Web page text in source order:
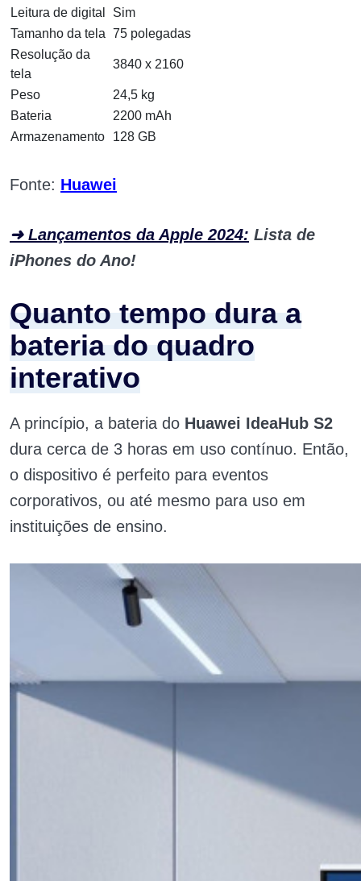
Leitura de digital
Sim
Tamanho da tela 75 polegadas
Resolução da
tela
3840 x 2160
Peso
24,5 kg
Bateria
2200 mAh
Armazenamento
128 GB
Fonte: Huawei
➜ Lançamentos da Apple 2024: Lista de
iPhones do Ano!
Quanto tempo dura a
bateria do quadro
interativo
A princípio, a bateria do Huawei IdeaHub S2
dura cerca de 3 horas em uso contínuo. Então,
o dispositivo é perfeito para eventos
corporativos, ou até mesmo para uso em
instituições de ensino.